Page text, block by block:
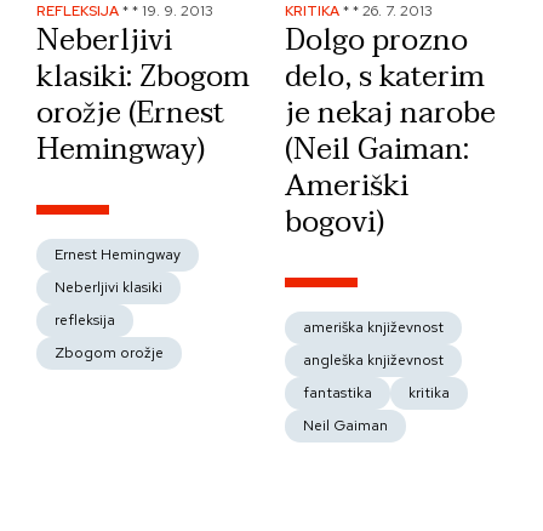
REFLEKSIJA** 19. 9. 2013
Neberljivi
klasiki: Zbogom
orožje (Ernest
Hemingway)
Ernest Hemingway
Neberljivi klasiki
refleksija
Zbogom orožje
KRITIKA**26. 7. 2013
Dolgo prozno
delo, s katerim
je nekaj narobe
(Neil Gaiman:
Ameriški
bogovi)
ameriška književnost
angleška književnost
fantastika
kritika
Neil Gaiman